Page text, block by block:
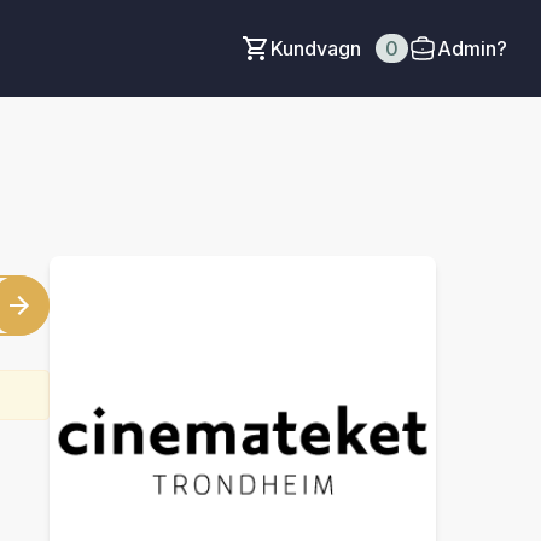
Kundvagn 0 Admin?